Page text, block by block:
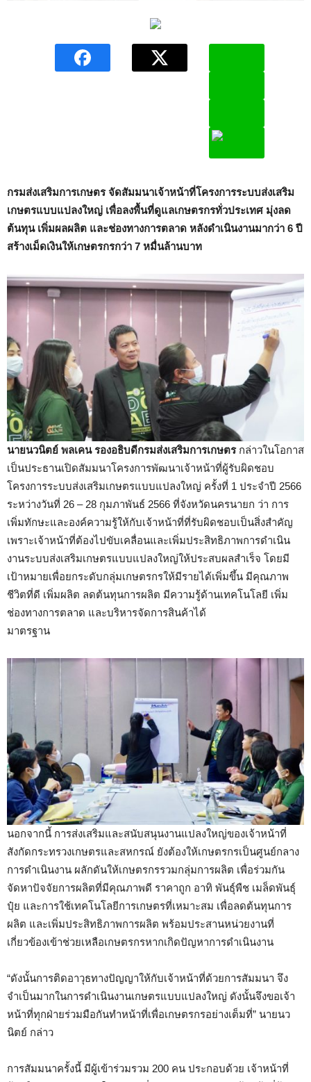
กรมส่งเสริมการเกษตร จัดสัมมนาเจ้าหน้าที่โครงการระบบส่งเสริม
เกษตรแบบแปลงใหญ่ เพื่อลงพื้นที่ดูแลเกษตรกรทั่วประเทศ มุ่งลด
ต้นทุน เพิ่มผลผลิต และช่องทางการตลาด หลังดำเนินงานมากว่า 6 ปี
สร้างเม็ดเงินให้เกษตรกรกว่า 7 หมื่นล้านบาท
นายนวนิตย์ พลเคน รองอธิบดีกรมส่งเสริมการเกษตร กล่าวในโอกาส
เป็นประธานเปิดสัมมนาโครงการพัฒนาเจ้าหน้าที่ผู้รับผิดชอบ
โครงการระบบส่งเสริมเกษตรแบบแปลงใหญ่ ครั้งที่ 1 ประจำปี 2566
ระหว่างวันที่ 26 – 28 กุมภาพันธ์ 2566 ที่จังหวัดนครนายก ว่า การ
เพิ่มทักษะและองค์ความรู้ให้กับเจ้าหน้าที่ที่รับผิดชอบเป็นสิ่งสำคัญ
เพราะเจ้าหน้าที่ต้องไปขับเคลื่อนและเพิ่มประสิทธิภาพการดำเนิน
งานระบบส่งเสริมเกษตรแบบแปลงใหญ่ให้ประสบผลสำเร็จ โดยมี
เป้าหมายเพื่อยกระดับกลุ่มเกษตรกรให้มีรายได้เพิ่มขึ้น มีคุณภาพ
ชีวิตที่ดี เพิ่มผลิต ลดต้นทุนการผลิต มีความรู้ด้านเทคโนโลยี เพิ่ม
ช่องทางการตลาด และบริหารจัดการสินค้าได้
มาตรฐาน
นอกจากนี้ การส่งเสริมและสนับสนุนงานแปลงใหญ่ของเจ้าหน้าที่
สังกัดกระทรวงเกษตรและสหกรณ์ ยังต้องให้เกษตรกรเป็นศูนย์กลาง
การดำเนินงาน ผลักดันให้เกษตรกรรวมกลุ่มการผลิต เพื่อร่วมกัน
จัดหาปัจจัยการผลิตที่มีคุณภาพดี ราคาถูก อาทิ พันธุ์พืช เมล็ดพันธุ์
ปุ๋ย และการใช้เทคโนโลยีการเกษตรที่เหมาะสม เพื่อลดต้นทุนการ
ผลิต และเพิ่มประสิทธิภาพการผลิต พร้อมประสานหน่วยงานที่
เกี่ยวข้องเข้าช่วยเหลือเกษตรกรหากเกิดปัญหาการดำเนินงาน
“ดังนั้นการติดอาวุธทางปัญญาให้กับเจ้าหน้าที่ด้วยการสัมมนา จึง
จำเป็นมากในการดำเนินงานเกษตรแบบแปลงใหญ่ ดังนั้นจึงขอเจ้า
หน้าที่ทุกฝ่ายร่วมมือกันทำหน้าที่เพื่อเกษตรกรอย่างเต็มที่” นายนว
นิตย์ กล่าว
การสัมมนาครั้งนี้ มีผู้เข้าร่วมรวม 200 คน ประกอบด้วย เจ้าหน้าที่